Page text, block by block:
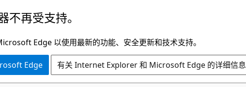
不再受支持。
Edge 以使用最新的功能、安全更新和技术支持。
Edge 有关 Internet Explorer 和 Microsoft Edge 的详细信息